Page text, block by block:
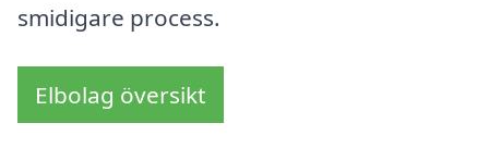
smidigare process.
Elbolag översikt